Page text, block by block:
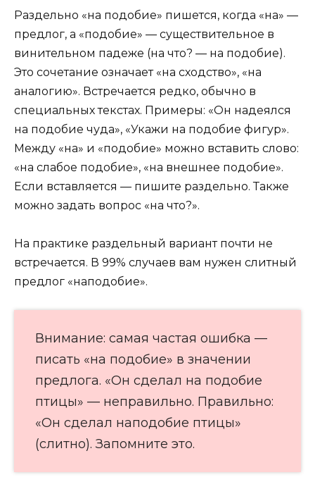
Раздельно «на подобие» пишется, когда «на» —
предлог, а «подобие» — существительное в
винительном падеже (на что? — на подобие).
Это сочетание означает «на сходство», «на
аналогию». Встречается редко, обычно в
специальных текстах. Примеры: «Он надеялся
на подобие чуда», «Укажи на подобие фигур».
Между «на» и «подобие» можно вставить слово:
«на слабое подобие», «на внешнее подобие».
Если вставляется — пишите раздельно. Также
можно задать вопрос «на что?».
На практике раздельный вариант почти не
встречается. В 99% случаев вам нужен слитный
предлог «наподобие».
Внимание: самая частая ошибка —
писать «на подобие» в значении
предлога. «Он сделал на подобие
птицы» — неправильно. Правильно:
«Он сделал наподобие птицы»
(слитно). Запомните это.